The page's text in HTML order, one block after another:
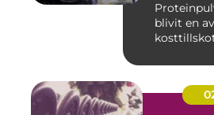
blivit en